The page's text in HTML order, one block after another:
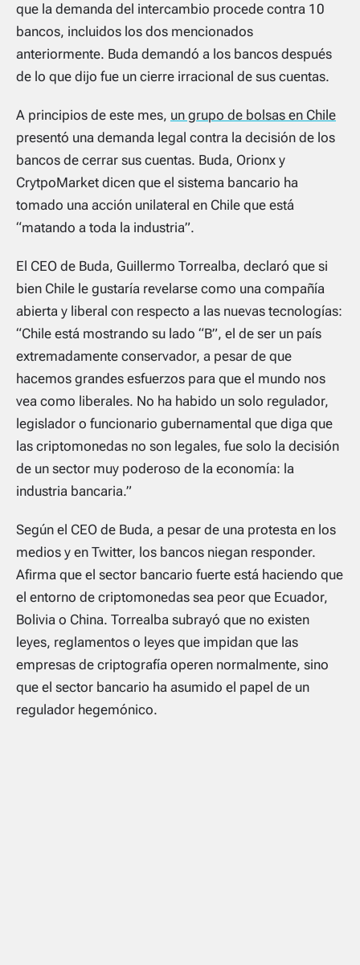
que la demanda del intercambio procede contra 10
bancos, incluidos los dos mencionados
anteriormente. Buda demandó a los bancos después
de lo que dijo fue un cierre irracional de sus cuentas.
A principios de este mes, un grupo de bolsas en Chile
presentó una demanda legal contra la decisión de los
bancos de cerrar sus cuentas. Buda, Orionx y
CrytpoMarket dicen que el sistema bancario ha
tomado una acción unilateral en Chile que está
“matando a toda la industria”.
El CEO de Buda, Guillermo Torrealba, declaró que si
bien Chile le gustaría revelarse como una compañía
abierta y liberal con respecto a las nuevas tecnologías:
“Chile está mostrando su lado “B”, el de ser un país
extremadamente conservador, a pesar de que
hacemos grandes esfuerzos para que el mundo nos
vea como liberales. No ha habido un solo regulador,
legislador o funcionario gubernamental que diga que
las criptomonedas no son legales, fue solo la decisión
de un sector muy poderoso de la economía: la
industria bancaria.”
Según el CEO de Buda, a pesar de una protesta en los
medios y en Twitter, los bancos niegan responder.
Afirma que el sector bancario fuerte está haciendo que
el entorno de criptomonedas sea peor que Ecuador,
Bolivia o China. Torrealba subrayó que no existen
leyes, reglamentos o leyes que impidan que las
empresas de criptografía operen normalmente, sino
que el sector bancario ha asumido el papel de un
regulador hegemónico.